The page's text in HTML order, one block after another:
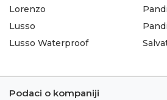
Lorenzo
Lusso
Lusso Waterproof
Podaci o kompaniji